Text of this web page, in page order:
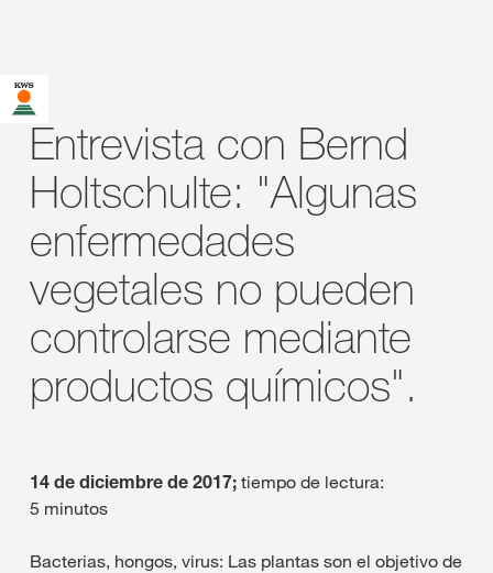
Entrevista con Bernd
Holtschulte: "Algunas
enfermedades
vegetales no pueden
controlarse mediante
productos químicos".
14 de diciembre de 2017; tiempo de lectura:
5 minutos
Bacterias, hongos, virus: Las plantas son el objetivo de